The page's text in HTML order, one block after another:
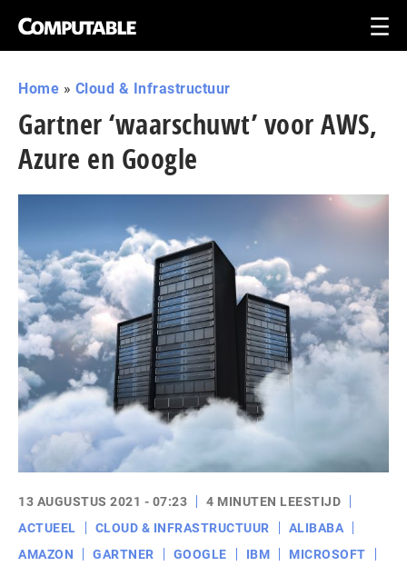
Home » Cloud & Infrastructuur
Gartner ‘waarschuwt’ voor AWS,
Azure en Google
13 AUGUSTUS 2021 - 07:23
4 MINUTEN LEESTIJD
ACTUEEL
CLOUD & INFRASTRUCTUUR
ALIBABA
AMAZON
GARTNER GOOGLE IBM
MICROSOFT